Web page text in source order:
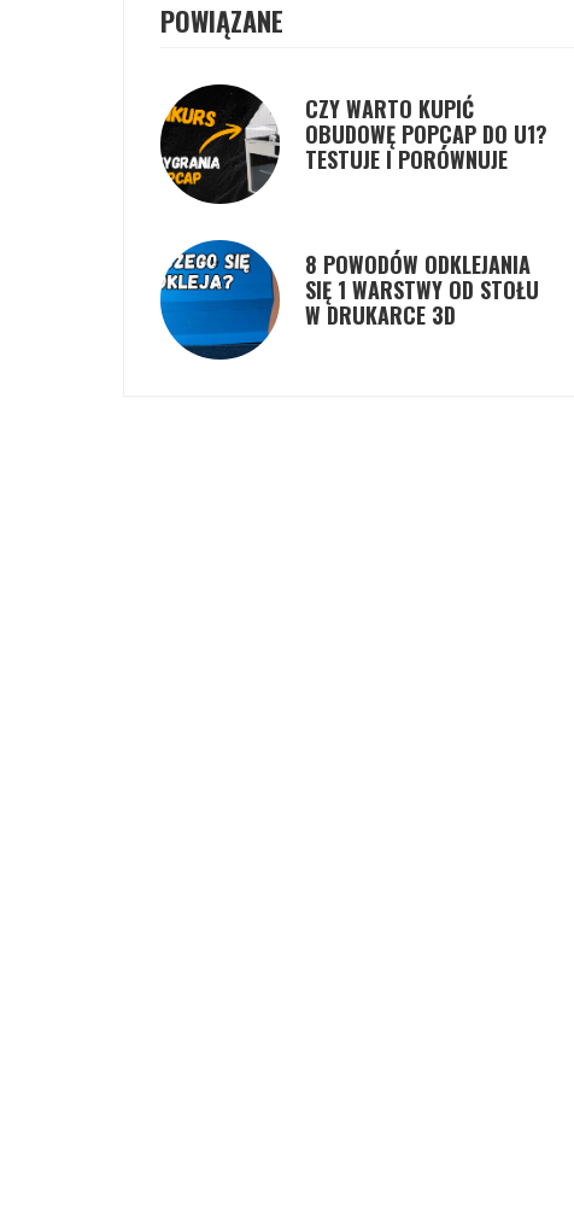
POWIĄZANE
CZY WARTO KUPIĆ
OBUDOWĘ POPCAP DO U1?
TESTUJE I PORÓWNUJE
8 POWODÓW ODKLEJANIA
SIĘ 1 WARSTWY OD STOŁU
W DRUKARCE 3D